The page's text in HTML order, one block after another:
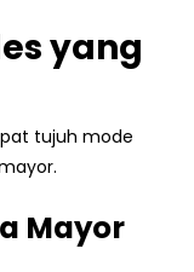
yang
tujuh mode
Mayor